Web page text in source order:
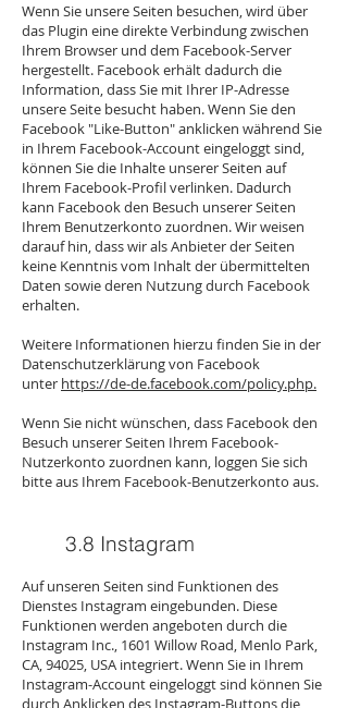
Wenn Sie unsere Seiten besuchen, wird über
das Plugin eine direkte Verbindung zwischen
Ihrem Browser und dem Facebook-Server
hergestellt. Facebook erhält dadurch die
Information, dass Sie mit Ihrer IP-Adresse
unsere Seite besucht haben. Wenn Sie den
Facebook "Like-Button" anklicken während Sie
in Ihrem Facebook-Account eingeloggt sind,
können Sie die Inhalte unserer Seiten auf
Ihrem Facebook-Profil verlinken. Dadurch
kann Facebook den Besuch unserer Seiten
Ihrem Benutzerkonto zuordnen. Wir weisen
darauf hin, dass wir als Anbieter der Seiten
keine Kenntnis vom Inhalt der übermittelten
Daten sowie deren Nutzung durch Facebook
erhalten.
Weitere Informationen hierzu finden Sie in der
Datenschutzerklärung von Facebook
unter https://de-de.facebook.com/policy.php.
Wenn Sie nicht wünschen, dass Facebook den
Besuch unserer Seiten Ihrem Facebook-
Nutzerkonto zuordnen kann, loggen Sie sich
bitte aus Ihrem Facebook-Benutzerkonto aus.
3.8 Instagram
Auf unseren Seiten sind Funktionen des
Dienstes Instagram eingebunden. Diese
Funktionen werden angeboten durch die
Instagram Inc., 1601 Willow Road, Menlo Park,
CA, 94025, USA integriert. Wenn Sie in Ihrem
Instagram-Account eingeloggt sind können Sie
durch Anklicken des Instagram-Buttons die